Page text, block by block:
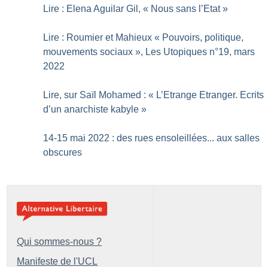
Lire : Elena Aguilar Gil, « Nous sans l’Etat »
Lire : Roumier et Mahieux « Pouvoirs, politique,
mouvements sociaux », Les Utopiques n°19, mars
2022
Lire, sur Saïl Mohamed : « L’Etrange Etranger. Ecrits
d’un anarchiste kabyle »
14-15 mai 2022 : des rues ensoleillées... aux salles
obscures
Qui sommes-nous ?
Manifeste de l'UCL